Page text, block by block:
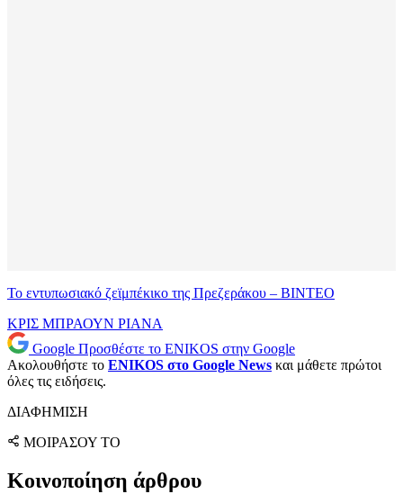
Το εντυπωσιακό ζεϊμπέκικο της Πρεζεράκου – ΒΙΝΤΕΟ
ΚΡΙΣ ΜΠΡΑΟΥΝ ΡΙΑΝΑ
Google Προσθέστε το ENIKOS στην Google
Ακολουθήστε το ENIKOS στο Google News και μάθετε πρώτοι
όλες τις ειδήσεις.
ΔΙΑΦΗΜΙΣΗ
ΜΟΙΡΑΣΟΥ ΤΟ
Κοινοποίηση άρθρου